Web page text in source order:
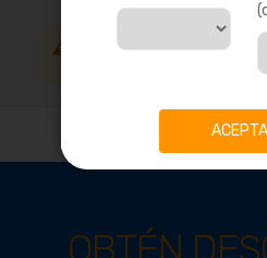
No podemos encontrar